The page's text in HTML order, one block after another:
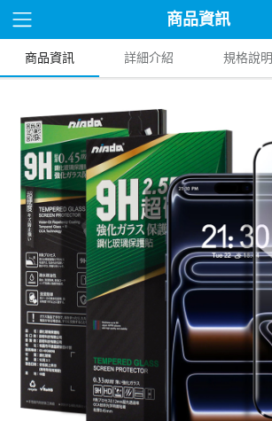
商品資訊
商品資訊 詳細介紹 規格說明